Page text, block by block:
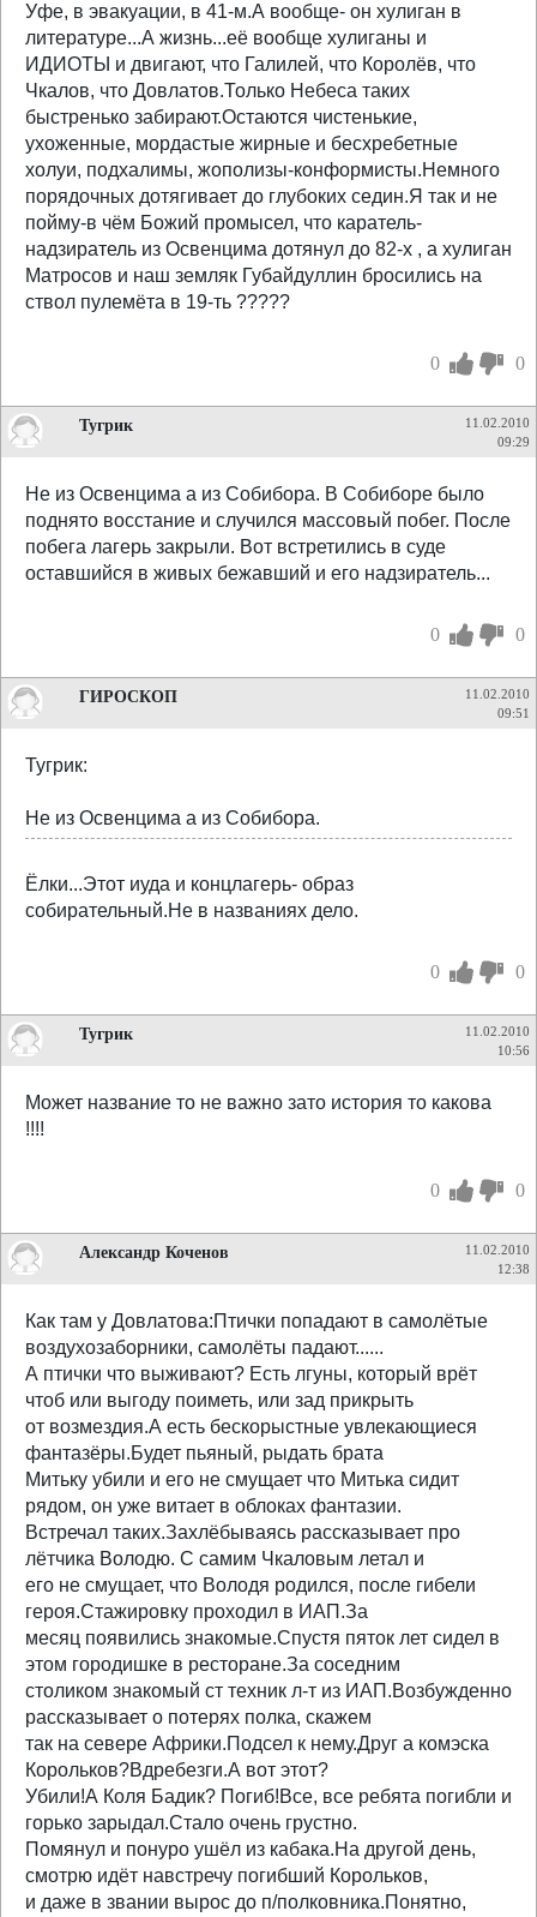
Уфе, в эвакуации, в 41-м.А вообще- он хулиган в
литературе...А жизнь...её вообще хулиганы и
ИДИОТЫ и двигают, что Галилей, что Королёв, что
Чкалов, что Довлатов.Только Небеса таких
быстренько забирают.Остаются чистенькие,
ухоженные, мордастые жирные и бесхребетные
холуи, подхалимы, жополизы-конформисты.Немного
порядочных дотягивает до глубоких седин.Я так и не
пойму-в чём Божий промысел, что каратель-
надзиратель из Освенцима дотянул до 82-х , а хулиган
Матросов и наш земляк Губайдуллин бросились на
ствол пулемёта в 19-ть ?????
0 0
Тугрик
11.02.2010
09:29
Не из Освенцима а из Собибора. В Собиборе было
поднято восстание и случился массовый побег. После
побега лагерь закрыли. Вот встретились в суде
оставшийся в живых бежавший и его надзиратель...
0 0
ГИРОСКОП
11.02.2010
09:51
Тугрик:
Не из Освенцима а из Собибора.
Ёлки...Этот иуда и концлагерь- образ
собирательный.Не в названиях дело.
0 0
Тугрик
11.02.2010
10:56
Может название то не важно зато история то какова
!!!!
0 0
Александр Коченов
11.02.2010
12:38
Как там у Довлатова:Птички попадают в самолётые
воздухозаборники, самолёты падают......
А птички что выживают? Есть лгуны, который врёт
чтоб или выгоду поиметь, или зад прикрыть
от возмездия.А есть бескорыстные увлекающиеся
фантазёры.Будет пьяный, рыдать брата
Митьку убили и его не смущает что Митька сидит
рядом, он уже витает в облоках фантазии.
Встречал таких.Захлёбываясь рассказывает про
лётчика Володю. С самим Чкаловым летал и
его не смущает, что Володя родился, после гибели
героя.Стажировку проходил в ИАП.За
месяц появились знакомые.Спустя пяток лет сидел в
этом городишке в ресторане.За соседним
столиком знакомый ст техник л-т из ИАП.Возбужденно
рассказывает о потерях полка, скажем
так на севере Африки.Подсел к нему.Друг а комэска
Корольков?Вдребезги.А вот этот?
Убили!А Коля Бадик? Погиб!Все, все ребята погибли и
горько зарыдал.Стало очень грустно.
Помянул и понуро ушёл из кабака.На другой день,
смотрю идёт навстречу погибший Корольков,
и даже в звании вырос до п/полковника.Понятно,